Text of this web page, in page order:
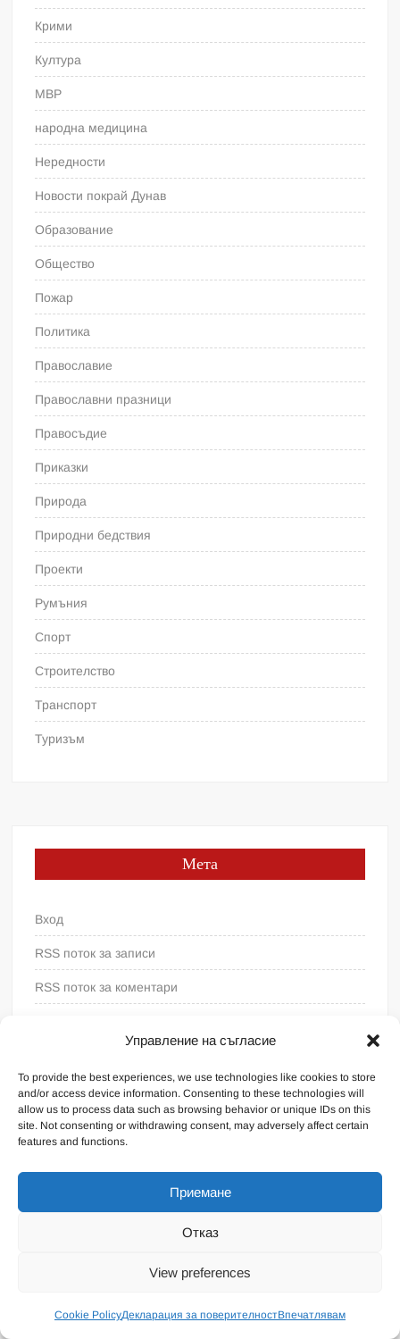
Управление на съгласие
To provide the best experiences, we use technologies like cookies to store
and/or access device information. Consenting to these technologies will
allow us to process data such as browsing behavior or unique IDs on this
site. Not consenting or withdrawing consent, may adversely affect certain
features and functions.
Приемане
Отказ
View preferences
Cookie PolicyДекларация за поверителностВпечатлявам
Крими
Култура
МВР
народна медицина
Нередности
Новости покрай Дунав
Образование
Общество
Пожар
Политика
Православие
Православни празници
Правосъдие
Приказки
Природа
Природни бедствия
Проекти
Румъния
Спорт
Строителство
Транспорт
Туризъм
Мета
Вход
RSS поток за записи
RSS поток за коментари
Proudly powered by WordPress |Theme: FreeNews
Общи условия